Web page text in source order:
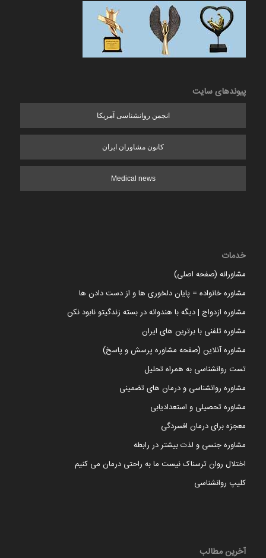
پیوندهای سایت
انجمن روانشناسی آمریکا
کانون مشاوران ایران
Medical news
خدمات
مشاورانه (صفحه اصلی)
مشاوره خانواده = پایان دلخوری ها و از دست دادن ها
مشاوره ازدواج | دیگه با هندوانه در بسته زندگیتو نابود نکن
مشاوره تلفنی با برترین های ایران
مشاوره آنلاین (صفحه مشاوره پرسش و پاسخ)
تست روانشناسی به همراه تحلیل
مشاوره روانشناسی و درمان های تضمینی
مشاوره تحصیلی و استعدادیابی
معجزه برای درمان افسردگی
مشاوره جنسی و لذت بیشتر در رابطه
اختلال روان ترسناک نیست ما به راحتی درمان می کنیم
کلیپ روانشناسی
آخرین مطالب